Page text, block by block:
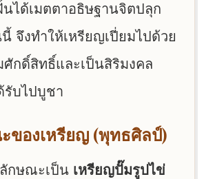
นได้เมตตาอธิษฐานจิตปลุก
จึงทำให้เหรียญเปี่ยมไปด้วย
กดิ์สิทธิ์และเป็นสิริมงคล
รับไปบูชา
ของเหรียญ (พุทธศิลป์)
กษณะเป็น เหรียญปั๊มรูปไข่